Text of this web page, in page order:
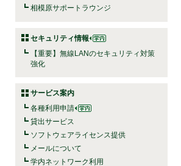
相模原サポートラウンジ
セキュリティ情報
【重要】無線LANのセキュリティ対策
強化
サービス案内
各種利用申請
貸出サービス
ソフトウェアライセンス提供
メールについて
学内ネットワーク利用